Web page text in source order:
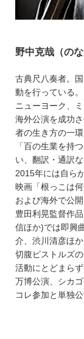
野中克哉（のな
古典尺八奏者。
動を行っている
ニューヨーク、
海外公演を成功
者の生き方の一
「百の生業を持
い、翻訳・通訳
2015年には自ら
映画「根っこは
および海外で公開
豊田利晃監督作
信ほか)では即興
介、渋川清彦ほ
切腹ピストルズ
活動にとどまら
万博公演、シカ
コレ参加と単独